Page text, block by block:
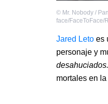
© Mr. Nobody /
face/FaceToFace/
Jared Leto es
personaje y
desahuciados.
mortales en la